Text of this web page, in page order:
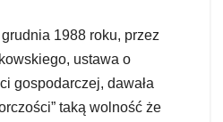
1988 roku, przez
ustawa o
gospodarczej, dawała
taką wolność że